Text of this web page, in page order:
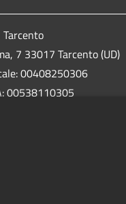
Tarcento
7 33017 Tarcento (UD)
00408250306
00538110305